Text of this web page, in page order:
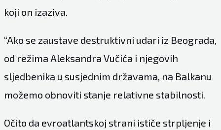
koji on izaziva.
“Ako se zaustave destruktivni udari iz Beograda,
od režima Aleksandra Vučića i njegovih
sljedbenika u susjednim državama, na Balkanu
možemo obnoviti stanje relativne stabilnosti.
Očito da evroatlantskoj strani ističe strpljenje i